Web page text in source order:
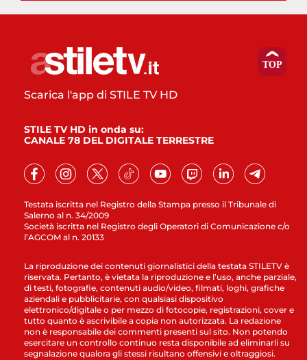
Testata iscritta nel Registro della Stampa presso il Tribunale di
Salerno al n. 34/2009
Società iscritta nel Registro degli Operatori di Comunicazione c/o
l’AGCOM al n. 20133
Scarica l'app di STILE TV HD
STILE TV HD in onda su:
CANALE 78 DEL DIGITALE TERRESTRE
La riproduzione dei contenuti giornalistici della testata STILETV è
riservata. Pertanto, è vietata la riproduzione e l’uso, anche parziale,
di testi, fotografie, contenuti audio/video, filmati, loghi, grafiche
aziendali e pubblicitarie, con qualsiasi dispositivo
elettronico/digitale o per mezzo di fotocopie, registrazioni, cover e
tutto quanto è ascrivibile a copia non autorizzata. La redazione
non è responsabile dei commenti presenti sul sito. Non potendo
esercitare un controllo continuo resta disponibile ad eliminarli su
segnalazione qualora gli stessi risultano offensivi e oltraggiosi.